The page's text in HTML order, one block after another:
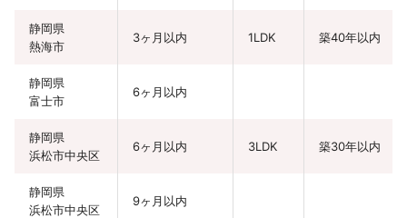
静岡県
熱海市
3ヶ月以内 1LDK 築40年以内
静岡県
富士市
6ヶ月以内
静岡県
浜松市中央区
6ヶ月以内 3LDK 築30年以内
静岡県
浜松市中央区
9ヶ月以内